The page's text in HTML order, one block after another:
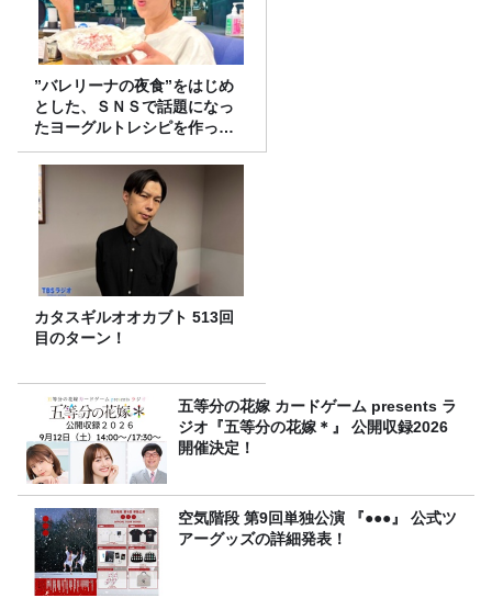
”バレリーナの夜食”をはじめ
とした、ＳＮＳで話題になっ
たヨーグルトレシピを作って
みた！
カタスギルオオカブト 513回
目のターン！
五等分の花嫁 カードゲーム presents ラ
ジオ『五等分の花嫁＊』 公開収録2026
開催決定！
空気階段 第9回単独公演 『●●●』 公式ツ
アーグッズの詳細発表！